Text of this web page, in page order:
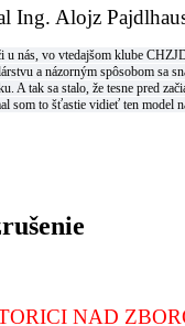
Ing. Alojz
nás, vo vtedajšom klube
a názorným spôsobom sa
A tak sa stalo, že tesne pred
som to šťastie vidieť ten model
NAD